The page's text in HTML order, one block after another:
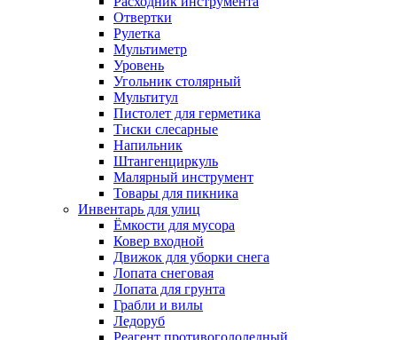
Отвертки
Рулетка
Мультиметр
Уровень
Угольник столярный
Мультитул
Пистолет для герметика
Тиски слесарные
Напильник
Штангенциркуль
Малярный инструмент
Товары для пикника
Инвентарь для улиц
Ёмкости для мусора
Ковер входной
Движок для уборки снега
Лопата снеговая
Лопата для грунта
Грабли и вилы
Ледоруб
Реагент противогололедный